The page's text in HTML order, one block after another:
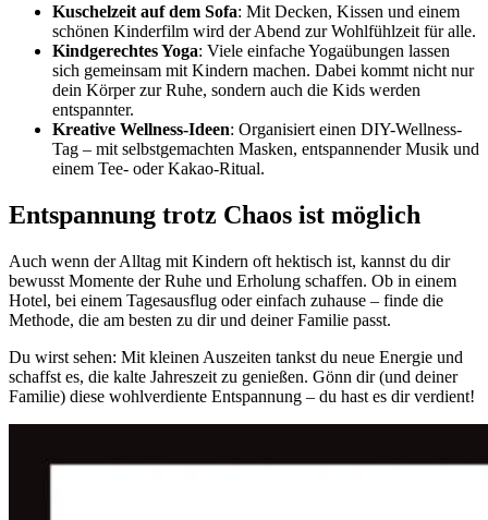
Kuschelzeit auf dem Sofa: Mit Decken, Kissen und einem
schönen Kinderfilm wird der Abend zur Wohlfühlzeit für alle.
Kindgerechtes Yoga: Viele einfache Yogaübungen lassen
sich gemeinsam mit Kindern machen. Dabei kommt nicht nur
dein Körper zur Ruhe, sondern auch die Kids werden
entspannter.
Kreative Wellness-Ideen: Organisiert einen DIY-Wellness-
Tag – mit selbstgemachten Masken, entspannender Musik und
einem Tee- oder Kakao-Ritual.
Entspannung trotz Chaos ist möglich
Auch wenn der Alltag mit Kindern oft hektisch ist, kannst du dir
bewusst Momente der Ruhe und Erholung schaffen. Ob in einem
Hotel, bei einem Tagesausflug oder einfach zuhause – finde die
Methode, die am besten zu dir und deiner Familie passt.
Du wirst sehen: Mit kleinen Auszeiten tankst du neue Energie und
schaffst es, die kalte Jahreszeit zu genießen. Gönn dir (und deiner
Familie) diese wohlverdiente Entspannung – du hast es dir verdient!